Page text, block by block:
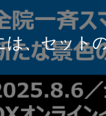
は、セット